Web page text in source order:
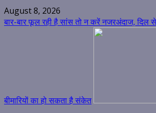
August 8, 2026
बार-बार फूल रही है सांस तो न करें नजरअंदाज,
बीमारियों का हो सकता है संकेत